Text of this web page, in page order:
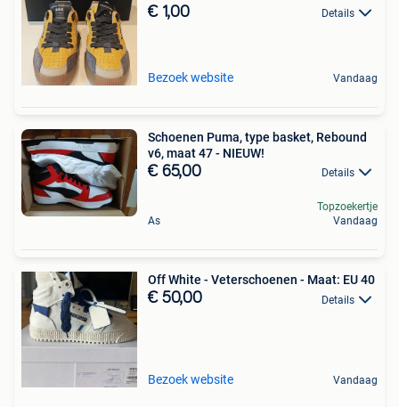
€ 1,00 Details
Bezoek website Vandaag
Schoenen Puma, type basket, Rebound
v6, maat 47 - NIEUW!
€ 65,00 Details
As
Topzoekertje
Vandaag
Off White - Veterschoenen - Maat: EU 40
€ 50,00 Details
Bezoek website Vandaag